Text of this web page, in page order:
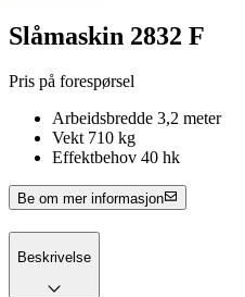
Slåmaskin 2832 F
Pris på forespørsel
Arbeidsbredde 3,2 meter
Vekt 710 kg
Effektbehov 40 hk
Be om mer informasjon
Beskrivelse